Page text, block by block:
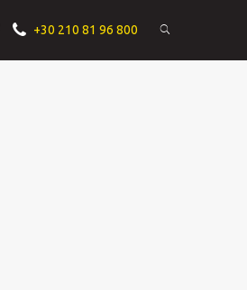
+30 210 81 96 800